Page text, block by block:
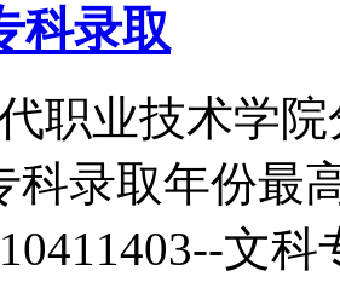
科录取
职业技术学
科录取年份最
文科